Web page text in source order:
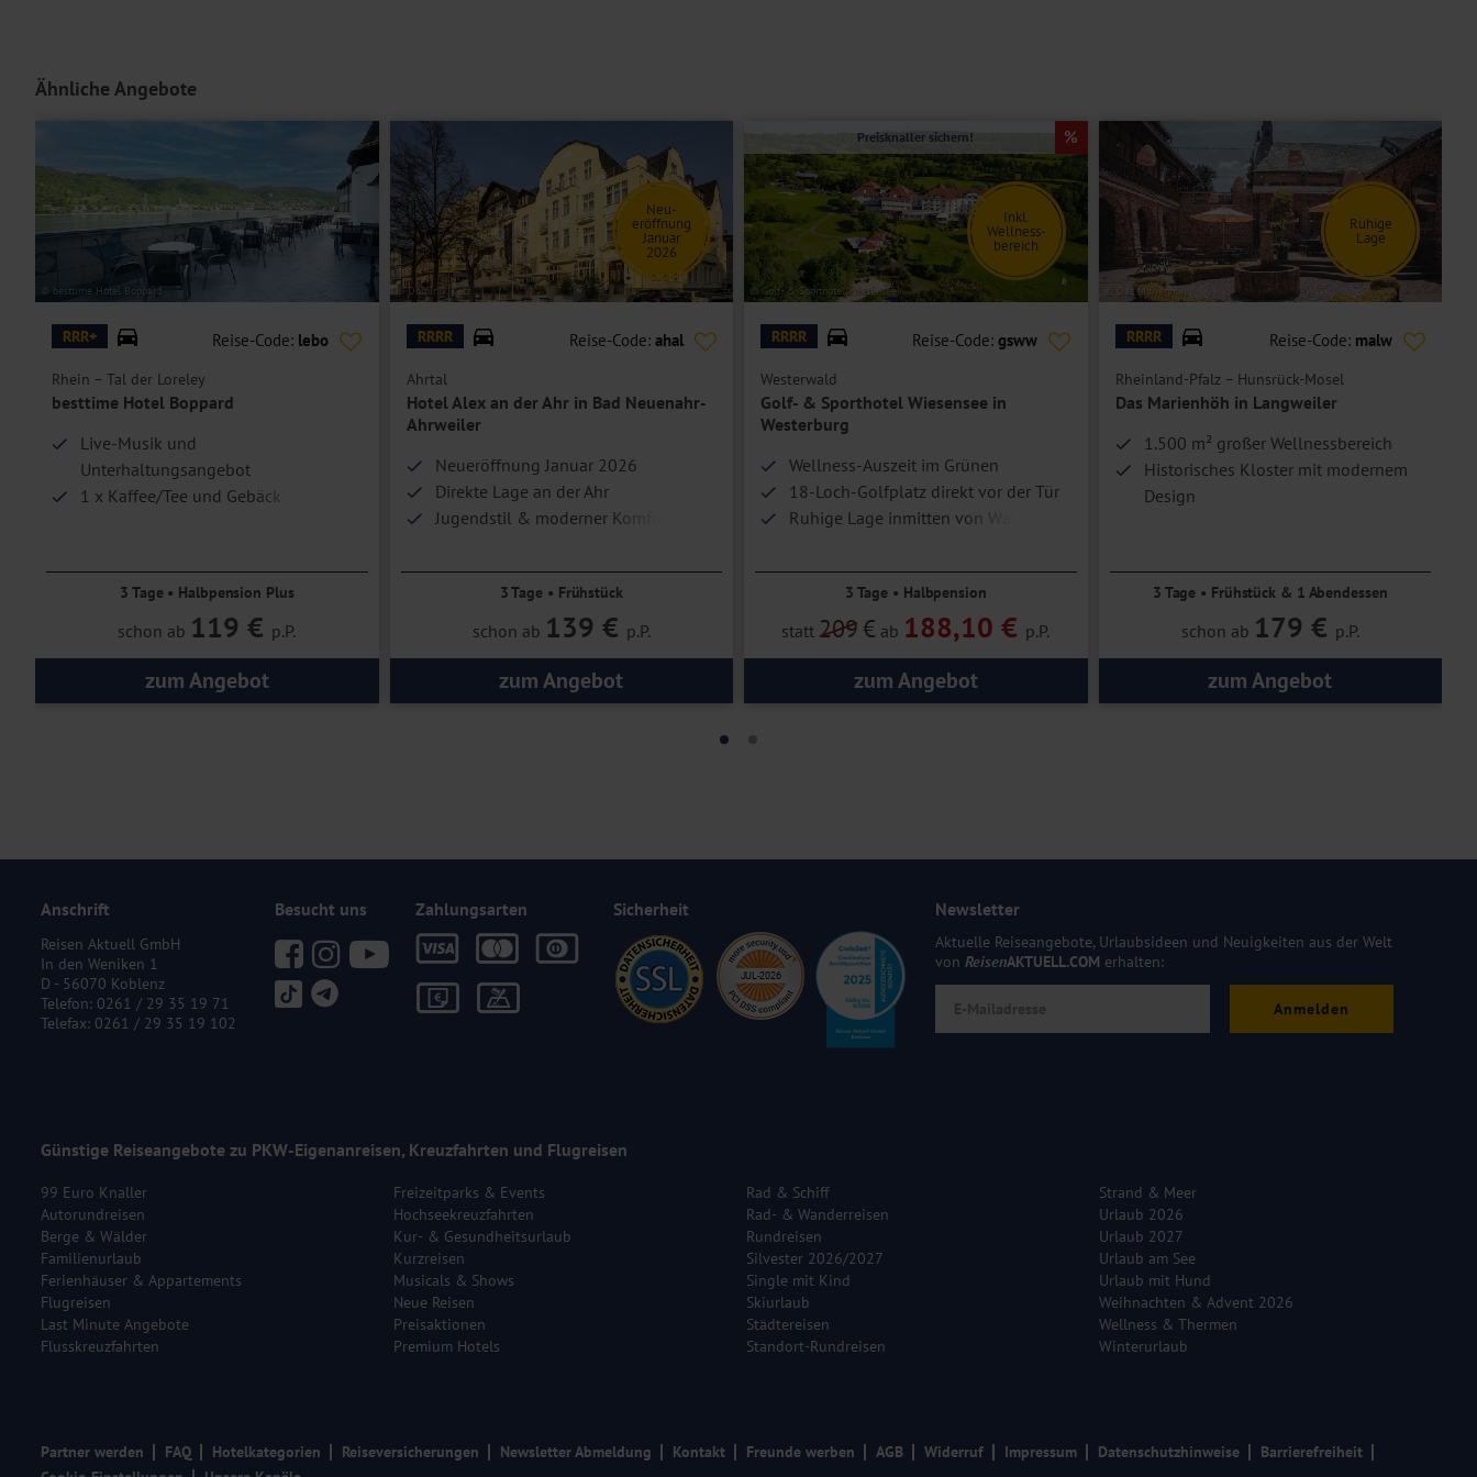
Einzelzimmer Classic bieten eine Schlafmöglichkeit für eine Person und
sind Doppelzimmer zur Einzelbelegung.
Hoteleinrichtungen und Zimmerausstattung teilweise gegen Gebühr.
Ähnliche Angebote
© besttime Hotel Boppard
RRR+ Reise-Code: lebo
Rhein – Tal der Loreley
besttime Hotel Boppard
Live-Musik und
Unterhaltungsangebot
1 x Kaffee/Tee und Gebäck
3 Tage • Halbpension Plus
schon ab 119 € p.P.
zum Angebot
© Dominik Ketz
Neu-
eröffnung
Januar
2026
RRRR Reise-Code: ahal
Ahrtal
Hotel Alex an der Ahr in Bad Neuenahr-
Ahrweiler
Neueröffnung Januar 2026
Direkte Lage an der Ahr
Jugendstil & moderner Komfort
3 Tage • Frühstück
schon ab 139 € p.P.
zum Angebot
© Golf- & Sporthotel Wiesensee
Inkl.
Wellness-
bereich
Preisknaller sichern!
RRRR Reise-Code: gsww
Westerwald
Golf- & Sporthotel Wiesensee in
Westerburg
Wellness-Auszeit im Grünen
18-Loch-Golfplatz direkt vor der Tür
Ruhige Lage inmitten von Wäldern,
3 Tage • Halbpension
statt 209€ ab 188,10 € p.P.
zum Angebot
© Das Marienhöh
Ruhige
Lage
RRRR Reise-Code: malw
Rheinland-Pfalz – Hunsrück-Mosel
Das Marienhöh in Langweiler
1.500 m² großer Wellnessbereich
Historisches Kloster mit modernem
Design
3 Tage • Frühstück & 1 Abendessen
schon ab 179 € p.P.
zum Angebot
Anschrift
Reisen Aktuell GmbH
In den Weniken 1
D - 56070 Koblenz
Telefon: 0261 / 29 35 19 71
Telefax: 0261 / 29 35 19 102
Besucht uns Zahlungsarten Sicherheit Newsletter
Aktuelle Reiseangebote, Urlaubsideen und Neuigkeiten aus der Welt
von ReisenAKTUELL.COM erhalten:
Anmelden
Günstige Reiseangebote zu PKW-Eigenanreisen, Kreuzfahrten und Flugreisen
99 Euro Knaller
Autorundreisen
Berge & Wälder
Familienurlaub
Ferienhäuser & Appartements
Flugreisen
Last Minute Angebote
Flusskreuzfahrten
Freizeitparks & Events
Hochseekreuzfahrten
Kur- & Gesundheitsurlaub
Kurzreisen
Musicals & Shows
Neue Reisen
Preisaktionen
Premium Hotels
Rad & Schiff
Rad- & Wanderreisen
Rundreisen
Silvester 2026/2027
Single mit Kind
Skiurlaub
Städtereisen
Standort-Rundreisen
Strand & Meer
Urlaub 2026
Urlaub 2027
Urlaub am See
Urlaub mit Hund
Weihnachten & Advent 2026
Wellness & Thermen
Winterurlaub
Partner werden FAQ Hotelkategorien Reiseversicherungen Newsletter Abmeldung Kontakt Freunde werben AGB Widerruf Impressum Datenschutzhinweise
Barrierefreiheit